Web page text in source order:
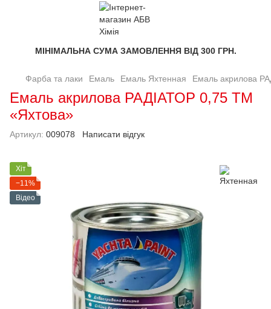
МІНІМАЛЬНА СУМА ЗАМОВЛЕННЯ ВІД 300 ГРН.
Фарба та лаки Емаль Емаль Яхтенная Емаль акрилова
Емаль акрилова РАДІАТОР 0,75 ТМ
«Яхтова»
Артикул: 009078 Написати відгук
Хіт
−11%
Відео